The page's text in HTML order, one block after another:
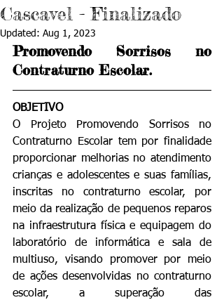
Cascavel - Finalizado
Updated: Aug 1, 2023
Promovendo Sorrisos no
Contraturno Escolar.
OBJETIVO
O Projeto Promovendo Sorrisos no
Contraturno Escolar tem por finalidade
proporcionar melhorias no atendimento
crianças e adolescentes e suas famílias,
inscritas no contraturno escolar, por
meio da realização de pequenos reparos
na infraestrutura física e equipagem do
laboratório de informática e sala de
multiuso, visando promover por meio
de ações desenvolvidas no contraturno
escolar, a superação das